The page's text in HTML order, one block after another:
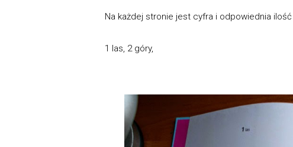
Na każdej stronie jest cyfra i odpowiednia
1 las, 2 góry,